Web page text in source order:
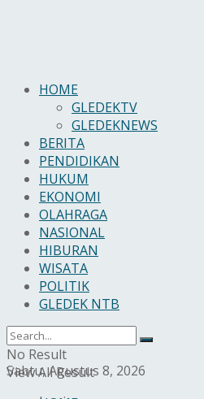
Sabtu, Agustus 8, 2026
HOME
GLEDEKTV
GLEDEKNEWS
BERITA
PENDIDIKAN
HUKUM
EKONOMI
OLAHRAGA
NASIONAL
HIBURAN
WISATA
POLITIK
GLEDEK NTB
No Result
View All Result